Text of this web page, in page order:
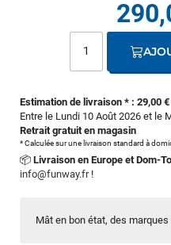
Mât en bon état, des
Estimation de livraison * : 29,00 €
Entre le Lundi 10 Août 2026 et le
Retrait gratuit en magasin
* Calculée sur une livraison standard à
📦 Livraison en Europe et Dom-
info@funway.fr!